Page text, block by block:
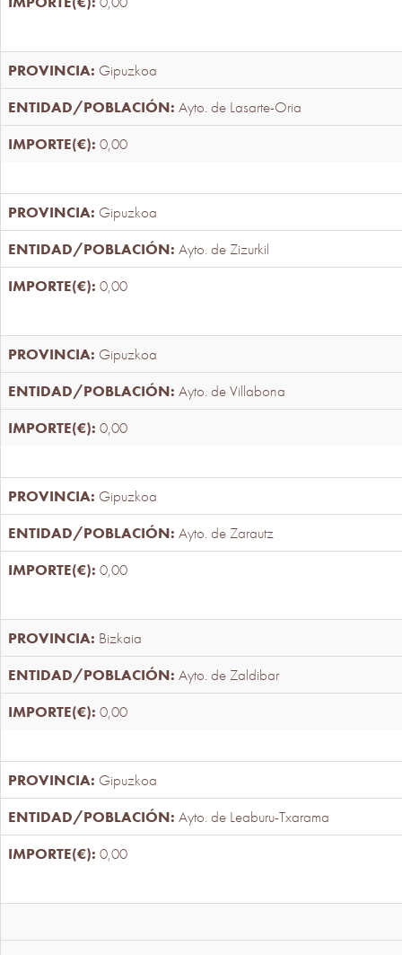
Gipuzkoa
Ayto. de Lasarte-Oria
0,00
Gipuzkoa
Ayto. de Zizurkil
0,00
Gipuzkoa
Ayto. de Villabona
0,00
Gipuzkoa
Ayto. de Zarautz
0,00
Bizkaia
Ayto. de Zaldibar
0,00
Gipuzkoa
Ayto. de Leaburu-Txarama
0,00